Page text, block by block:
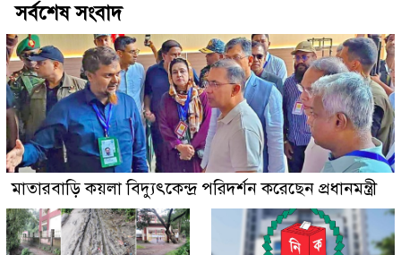
সর্বশেষ সংবাদ
মাতারবাড়ি কয়লা বিদ্যুৎকেন্দ্র পরিদর্শন করেছেন প্রধানমন্ত্রী